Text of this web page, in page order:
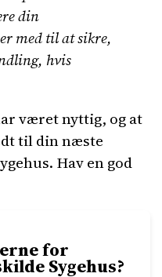
din
med til at sikre,
hvis
været nyttig, og at
til din næste
Hav en god
for
Sygehus?